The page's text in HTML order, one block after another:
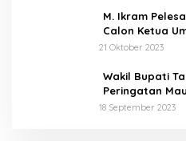
dalam kehidupan sehari
hari, sesuai dengan tema.
“Melalui STQ ke-53 Tingkat
implementasikan nilai -nilai
Al-Qur’an, membangun
Generasi yang cerdas
M. Ikram
Calon Ketua
XXXII Pontianak
21 Oktober 2023
Wakil Bupati
Peringatan
1445 H di
18 September 2023